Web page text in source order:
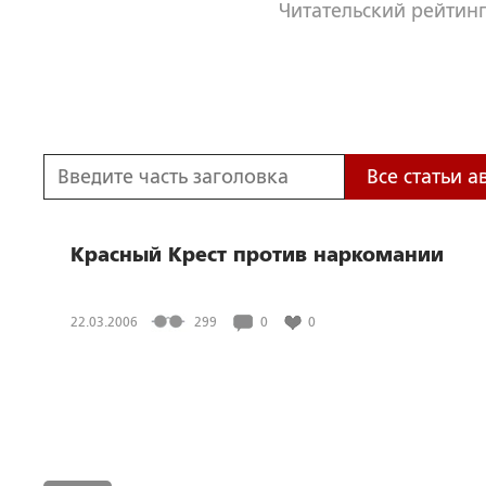
Читательский
Все статьи
Красный Крест против наркомании
22.03.2006 299 0 0